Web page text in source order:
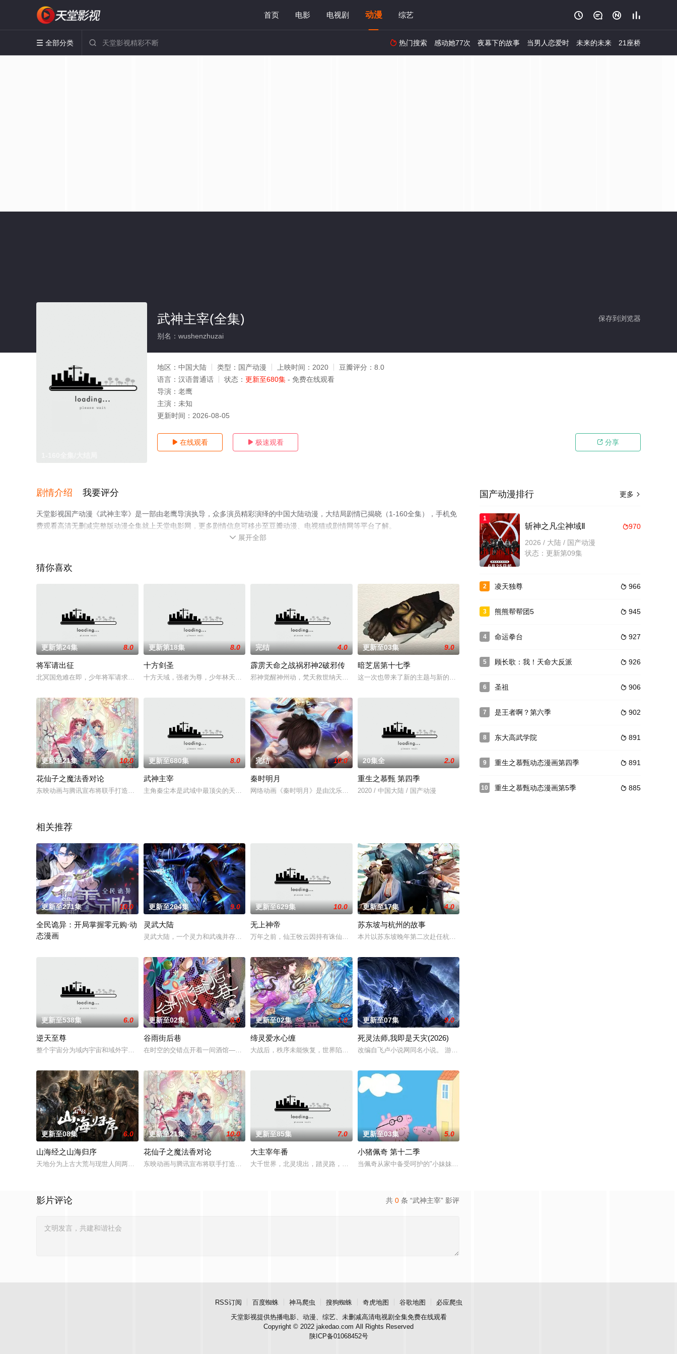
首页 电影 电视剧 动漫 综艺    
 全部分类   热门搜索 感动她77次 夜幕下的故事 当男人恋爱时 未来的未来 21座桥
保存到浏览器
武神主宰(全集)
别名：wushenzhuzai
地区： 中国大陆 类型： 国产动漫 上映时间： 2020 豆瓣评分： 8.0
语言： 汉语普通话 状态： 更新至680集 - 免费在线观看
导演： 老鹰
主演： 未知
更新时间： 2026-08-05
 在线观看  极速观看  分享
剧情介绍 我要评分
天堂影视国产动漫《武神主宰》是一部由老鹰导演执导，众多演员精彩演绎的中国大陆动漫，大结局剧情已揭晓（1-160全集），手机免
费观看高清无删减完整版动漫全集就上天堂电影网，更多剧情信息可移步至豆瓣动漫、电视猫或剧情网等平台了解。
 展开全部
猜你喜欢
更新第24集 8.0
将军请出征
北冥国危难在即，少年将军请求出征。此次出征凶险异常，生死未卜，为保家族血脉，出征前祖母为少年娶妻。五年后少年将军凯旋而归。和他同乘一
更新第18集 8.0
十方剑圣
十方天域，强者为尊，少年林天被未婚妻萧韵联合莫家长子莫森骗光了家产，还被推下悬崖。侥幸未死的他终于幡然醒悟，决心向两家复仇，夺回属于
完结 4.0
霹雳天命之战祸邪神2破邪传
邪神觉醒神州动，梵天救世纳天命，心在人间莫言悔，神愆御命帝龙行。武林动乱不止，八部众群起进攻，御天者号令众人侵略神州。云海仙门、
更新至03集 9.0
暗芝居第十七季
这一次也带来了新的主题与新的恐怖演出，充满了令人脊背发凉的故事。负责演唱片尾主题曲的二人歌谣组合“
更新至21集 10.0
花仙子之魔法香对论
东映动画与腾讯宣布将联手打造『花仙子』全新动画 新作将继承经典、结合潮流、呈现崭新的花仙子世界。
更新至680集 8.0
武神主宰
主角秦尘本是武域中最顶尖的天才强者，却遭歹人暗算，陨落大陆禁地死亡峡谷。必死无疑的秦尘，却意外触发神秘古剑的力量…… 三百年后，天武
完结 10.0
秦时明月
网络动画《秦时明月》是由沈乐平执导、杭州玄机科技信息技术有限公司出品的中国3D武侠动画《秦时明月》系列（故事背景取自秦始皇统一六国到
20集全 2.0
重生之慕甄 第四季
2020 / 中国大陆 / 国产动漫
相关推荐
更新至271集 10.0
全民诡异：开局掌握零元购·动
态漫画
更新至204集 9.0
灵武大陆
灵武大陆，一个灵力和武魂并存的世界，灵修一念动山河，武者徒手撕天地。星辰镇昔日天才辰天，十岁后武魂沉寂、灵海枯竭，自此沦为家族废物，
更新至629集 10.0
无上神帝
万年之前，仙王牧云因持有诛仙图而遭人暗算，残魂沉睡万年之后，在天运大陆南云帝国有名的“废物牧云”身上觉醒。牧云初醒，就受到了学生妙仙
更新至17集 4.0
苏东坡与杭州的故事
本片以苏东坡晚年第二次赴任杭州，与老友佛印（一心想将苏东坡渡入佛门）、辽国女粉丝耶律云（原型为高
更新至538集 6.0
逆天至尊
整个宇宙分为域内宇宙和域外宇宙，两个宇宙彼此为敌，域外宇宙由天魔统治，域内宇宙分为神界，仙界，凡间。在宇宙中，像天罚大陆这样的凡间位
更新至02集 8.0
谷雨街后巷
在时空的交错点开着一间酒馆——谷雨街后巷。 无论城市的角落，还是繁星坠落的荒漠， 穿过现实的迷宫，欢迎光临“谷雨街后巷”。 在这有着
更新至02集 1.0
缔灵爱水心缠
大战后，秩序未能恢复，世界陷入混乱。混沌从深渊崛起，黑暗如潮水般吞噬大地……缔默完成了命运的蜕变——她不再是被守护的少女，而是手持
更新至07集 9.0
死灵法师,我即是天灾(2026)
改编自飞卢小说网同名小说。 游戏降临现实，世界规则颠覆，人类进入全民转职时代。 机遇之下暗流汹涌，
更新至08集 6.0
山海经之山海归序
天地分为上古大荒与现世人间两界，由太极壁垒相隔，域外虚无异境滋生侵蚀神魂、扰乱秩序的暗紫色暗力；天地遴选十二山海神兽为十二秩序祀神，
更新至21集 10.0
花仙子之魔法香对论
东映动画与腾讯宣布将联手打造『花仙子』全新动画 新作将继承经典、结合潮流、呈现崭新的花仙子世界。
更新至85集 7.0
大主宰年番
大千世界，北灵境出，踏灵路，伐罗天，剑斩诛邪永定乾坤，万道争锋吾为主率! 天蚕土豆内容监制，爱奇艺全网独播。
更新至03集 5.0
小猪佩奇 第十二季
当佩奇从家中备受呵护的"小妹妹"一跃成为肩负责任的"大姐姐"，而乔治从集万千宠爱于一身的&q
共 0 条 “武神主宰” 影评
影片评论
更多 
国产动漫排行
1
970
斩神之凡尘神域Ⅱ
2026 / 大陆 / 国产动漫
状态：更新第09集
2  966
凌天独尊
3  945
熊熊帮帮团5
4  927
命运拳台
5  926
顾长歌：我！天命大反派
6  906
圣祖
7  902
是王者啊？第六季
8  891
东大高武学院
9  891
重生之慕甄动态漫画第四季
10  885
重生之慕甄动态漫画第5季
RSS订阅 百度蜘蛛 神马爬虫 搜狗蜘蛛 奇虎地图 谷歌地图
必应爬虫
天堂影视提供热播电影、动漫、综艺、未删减高清电视剧全集免费在线观看
Copyright © 2022 jakedao.com All Rights Reserved
陕ICP备01068452号